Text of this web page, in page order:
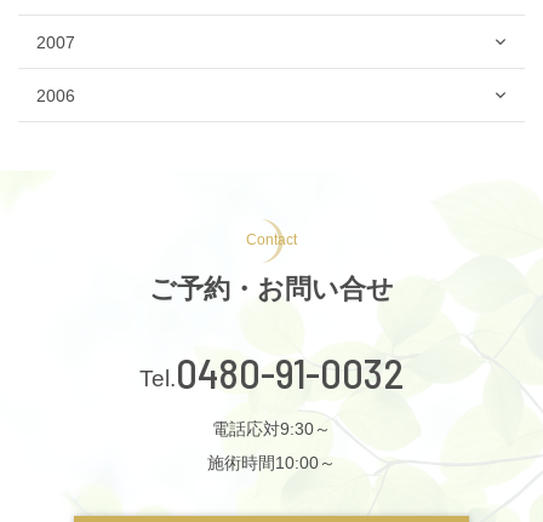
2007
2006
Contact
ご予約・お問い合せ
0480-91-0032
電話応対9:30～
施術時間10:00～